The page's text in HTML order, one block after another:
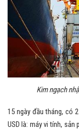
Kim ngạch
15 ngày đầu tháng, có
USD là: máy vi tính,